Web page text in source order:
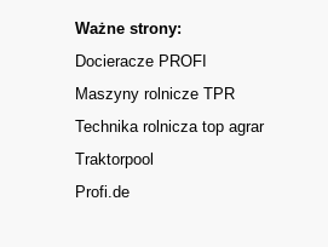
Ważne strony:
Docieracze PROFI
Maszyny rolnicze TPR
Technika rolnicza top agrar
Traktorpool
Profi.de